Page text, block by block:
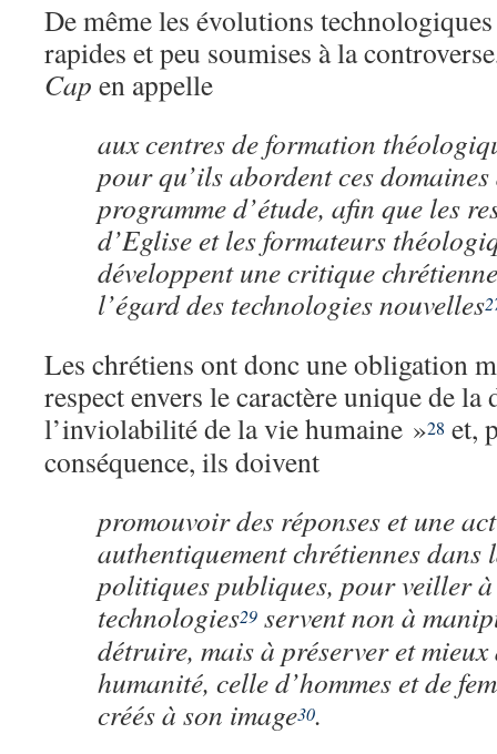
De même les évolutions
rapides et peu soumises à la
Cap en appelle
aux centres de formation
pour qu’ils abordent ces
programme d’étude, afin que les
d’Eglise et les formateurs
développent une critique
l’égard des technologies nouvelles
Les chrétiens ont donc une obligation
respect envers le caractère unique de la
l’inviolabilité de la vie humaine »28 et,
conséquence, ils doivent
promouvoir des réponses et une
authentiquement chrétiennes dans
politiques publiques, pour veiller à
technologies29 servent non à
détruire, mais à préserver et
humanité, celle d’hommes et de
créés à son image30.